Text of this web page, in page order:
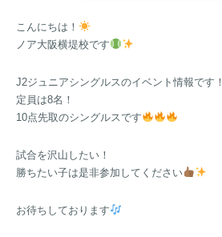
こんにちは！
ノア大阪横堤校です
J2ジュニアシングルスのイベント情報です！
定員は8名！
10点先取のシングルスです
試合を沢山したい！
勝ちたい子は是非参加してください
お待ちしております